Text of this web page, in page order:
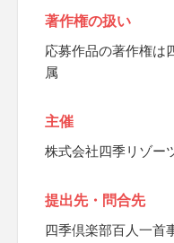
著作権の扱い
応募作品の著作権は
属
主催
株式会社四季リゾー
提出先・問合先
四季倶楽部百人一首